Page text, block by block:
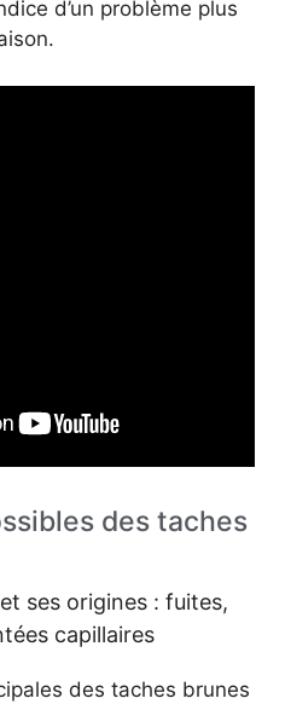
d’un problème plus
des taches
ses origines : fuites,
capillaires
des taches brunes